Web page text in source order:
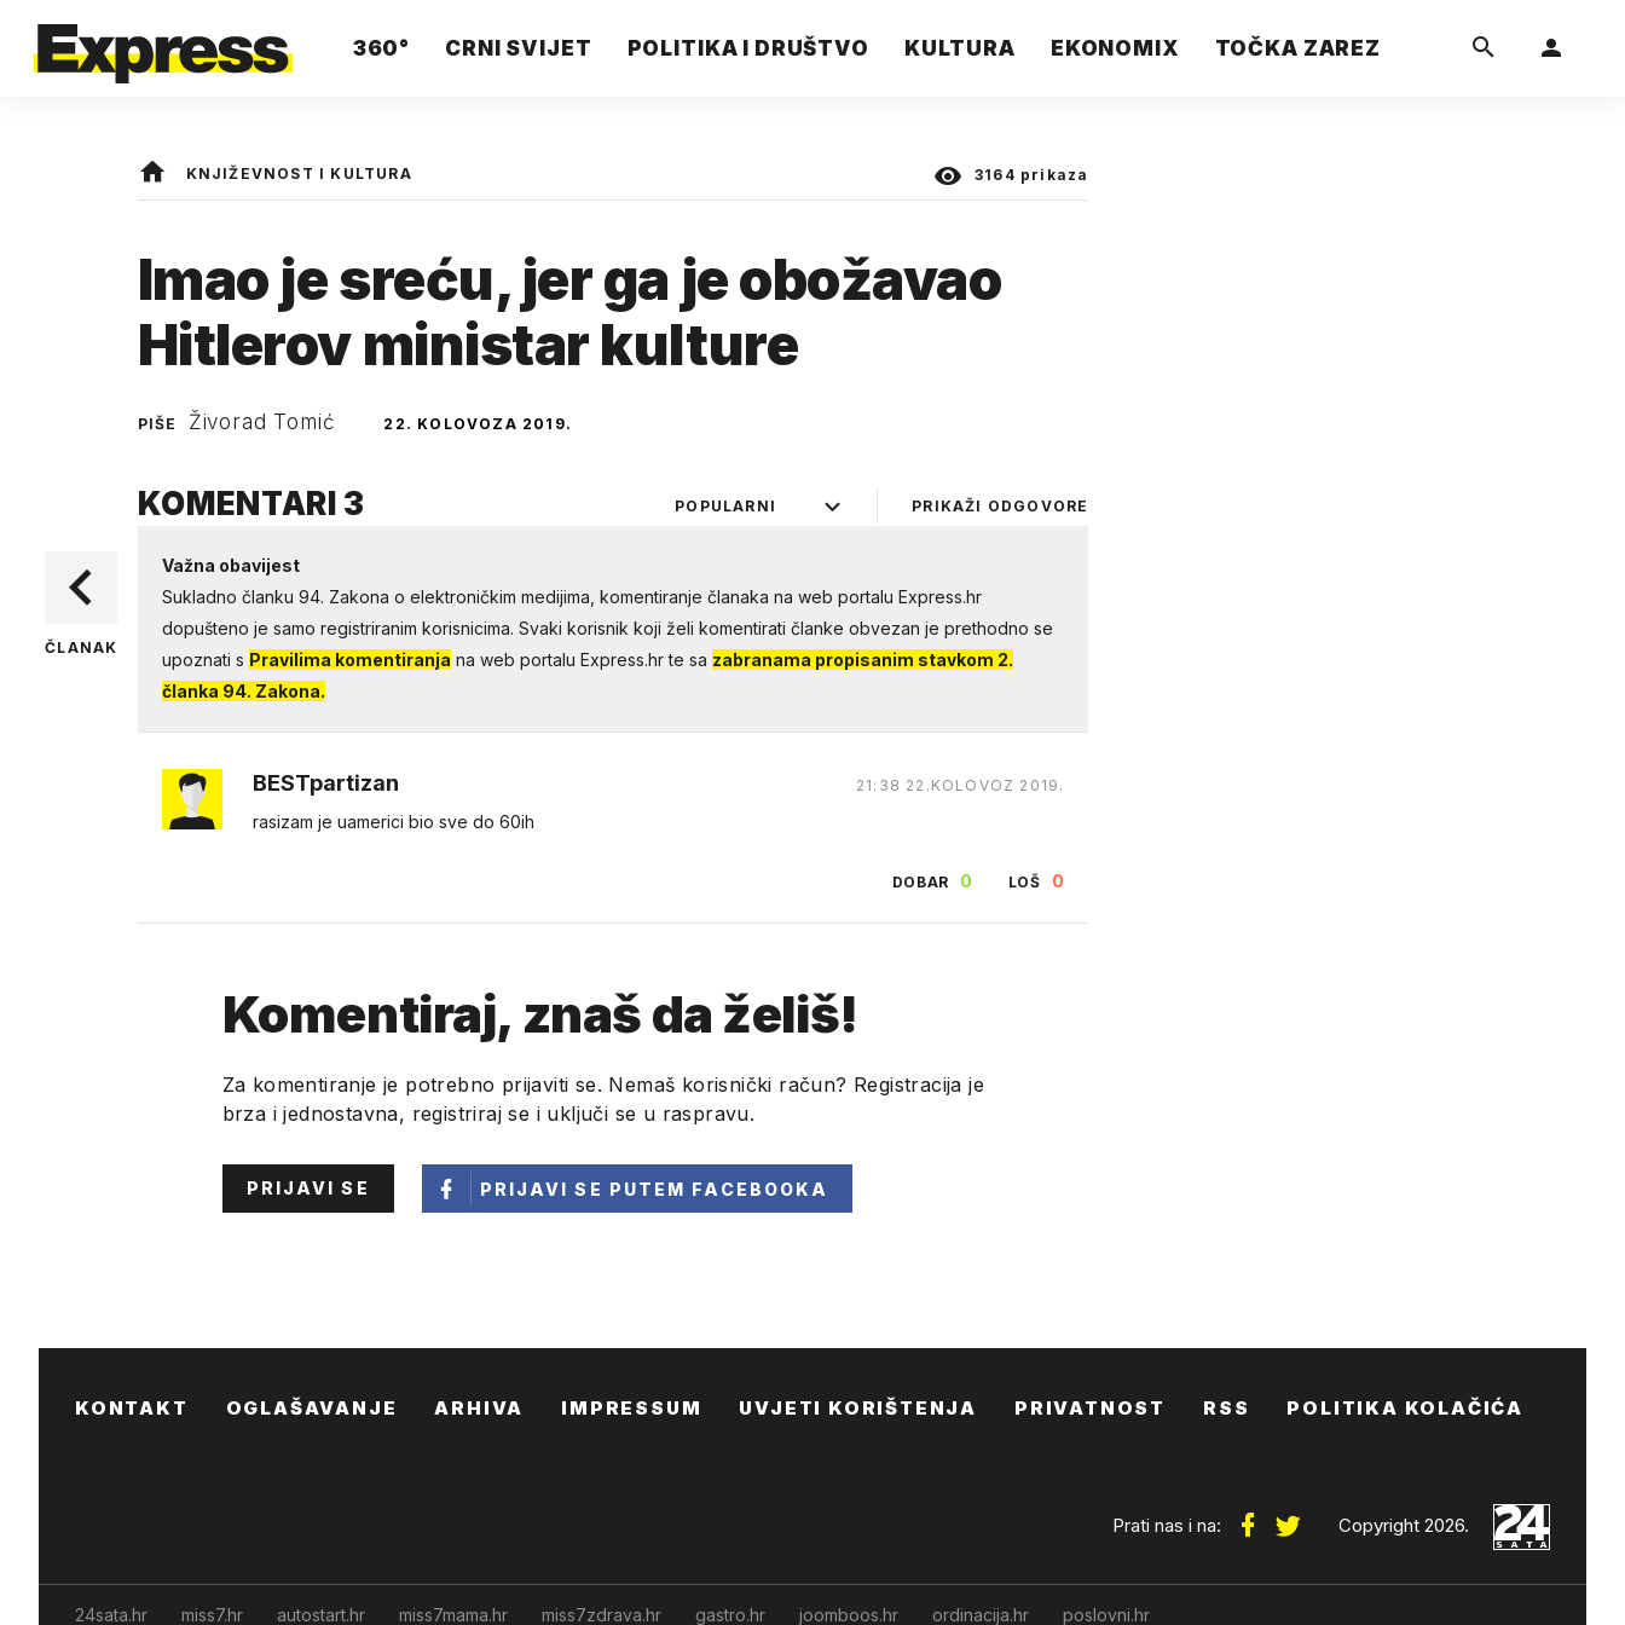
360° CRNI SVIJET POLITIKA I DRUŠTVO KULTURA EKONOMIX TOČKA ZAREZ
KNJIŽEVNOST I KULTURA 3164 prikaza
Imao je sreću, jer ga je obožavao
Hitlerov ministar kulture
PIŠE Živorad Tomić 22. KOLOVOZA 2019.
ČLANAK
KOMENTARI 3 PRIKAŽI ODGOVORE
POPULARNI
Važna obavijest
Sukladno članku 94. Zakona o elektroničkim medijima, komentiranje članaka na web portalu Express.hr
dopušteno je samo registriranim korisnicima. Svaki korisnik koji želi komentirati članke obvezan je prethodno se
upoznati s Pravilima komentiranja na web portalu Express.hr te sa zabranama propisanim stavkom 2.
članka 94. Zakona.
BESTpartizan 21:38 22.KOLOVOZ 2019.
rasizam je uamerici bio sve do 60ih
DOBAR 0 LOŠ 0
Komentiraj, znaš da želiš!
Za komentiranje je potrebno prijaviti se. Nemaš korisnički račun? Registracija je
brza i jednostavna, registriraj se i uključi se u raspravu.
PRIJAVI SE PRIJAVI SE PUTEM FACEBOOKA
KONTAKT OGLAŠAVANJE ARHIVA IMPRESSUM UVJETI KORIŠTENJA PRIVATNOST RSS POLITIKA KOLAČIĆA
Prati nas i na: Copyright 2026.
24sata.hr miss7.hr autostart.hr miss7mama.hr miss7zdrava.hr gastro.hr joomboos.hr ordinacija.hr
poslovni.hr